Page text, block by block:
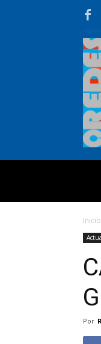
Inicio
Por